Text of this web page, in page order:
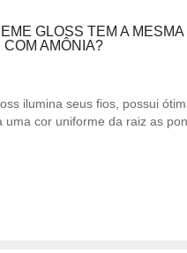
GLOSS TEM A
AMÔNIA?
ilumina seus fios, possui
uma cor uniforme da raiz as